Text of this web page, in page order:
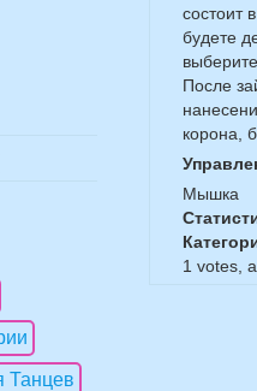
состоит
будете
После
корона,
Мышка
1 votes,